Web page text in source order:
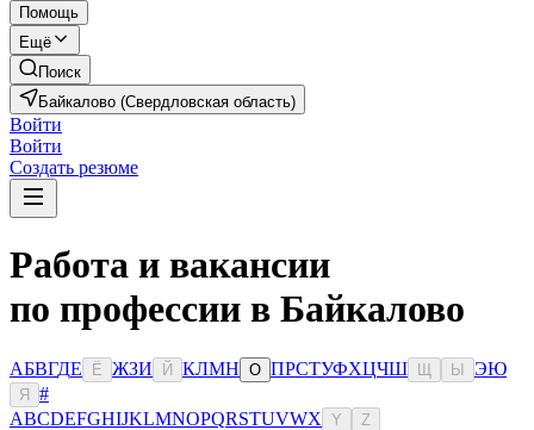
Помощь
Ещё
Поиск
Байкалово (Свердловская область)
Войти
Войти
Создать резюме
Работа и вакансии
по профессии в Байкалово
АБВГДЕ Ё ЖЗИ Й КЛМН О ПРСТУФХЦЧШ Ы ЭЮ
Я
#
ABCDEFGHIJKLMNOPQRSTUVWX Y Z